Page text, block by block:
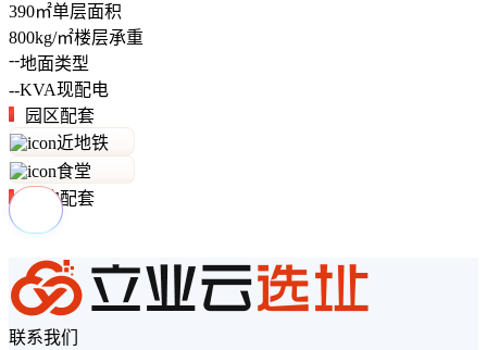
390㎡单层面积
800kg/㎡楼层承重
--地面类型
--KVA现配电
园区配套
近地铁
食堂
周边配套
联系我们